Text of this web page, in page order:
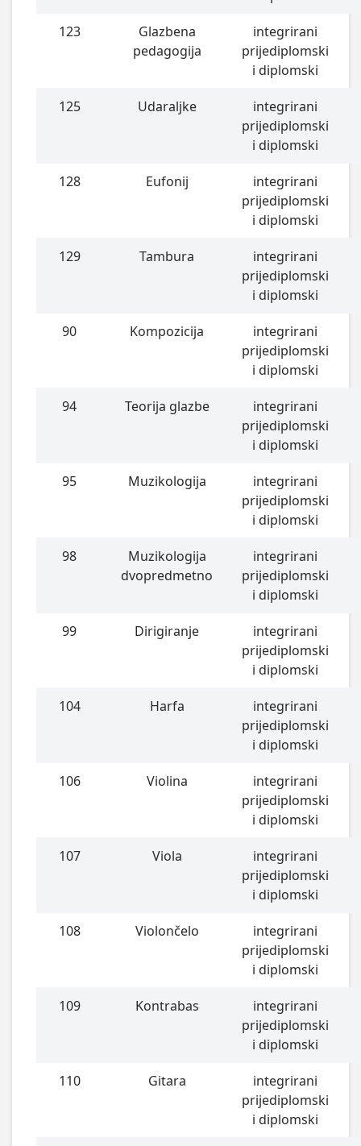
123
Glazbena
pedagogija
integrirani
prijediplomski
i diplomski
125 Udaraljke
integrirani
prijediplomski
i diplomski
128 Eufonij
integrirani
prijediplomski
i diplomski
129 Tambura
integrirani
prijediplomski
i diplomski
90 Kompozicija
integrirani
prijediplomski
i diplomski
94 Teorija glazbe
integrirani
prijediplomski
i diplomski
95 Muzikologija
integrirani
prijediplomski
i diplomski
98
Muzikologija
dvopredmetno
integrirani
prijediplomski
i diplomski
99 Dirigiranje
integrirani
prijediplomski
i diplomski
104 Harfa
integrirani
prijediplomski
i diplomski
106 Violina
integrirani
prijediplomski
i diplomski
107 Viola
integrirani
prijediplomski
i diplomski
108 Violončelo
integrirani
prijediplomski
i diplomski
109 Kontrabas
integrirani
prijediplomski
i diplomski
110 Gitara
integrirani
prijediplomski
i diplomski